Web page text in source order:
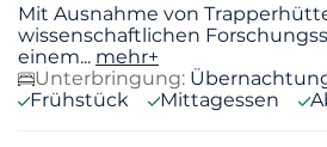
Mit Ausnahme von
wissenschaftlichen
einem... mehr+
Unterbringung:
Frühstück
Mittagessen